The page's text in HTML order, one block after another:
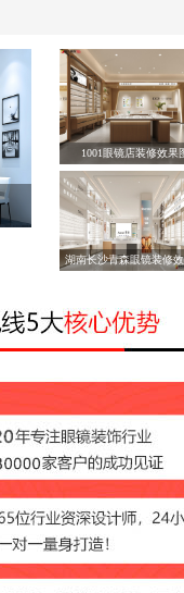
1001眼镜店装修效果
湖南长沙青森眼镜装修